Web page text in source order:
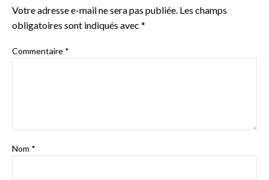
Votre adresse e-mail ne sera pas publiée. Les champs
obligatoires sont indiqués avec *
Commentaire *
Nom *